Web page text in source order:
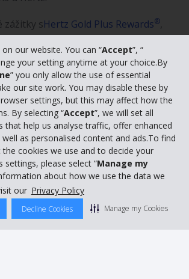
our website. You can “Accept”, “
your setting anytime at your choice.By
” you only allow the use of essential
our site work. You may disable these by
settings, but this may affect how the
By selecting “Accept”, we will set all
that help us analyse traffic, offer enhanced
as personalised content and ads.To find
cookies we use and to decide your
settings, please select “Manage my
about how we use the data we
our Privacy Policy
Decline Cookies Manage my Cookies
zážitky sHertz Gold Plus Rewards®,
frontu a jděte rovnou k
na pobočku je samozřejmostí.
nabídky luxusních sedanů,
a dalších vozů s výhodnou
a na letištích v České republice a na
na pobočku, je pro vás vozidlo
vyčištěné. Zůstaňte u svých
jen prostředí..